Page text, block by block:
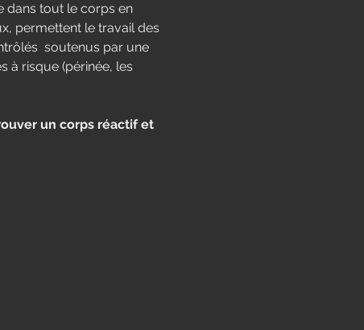
dans tout le corps en
permettent le travail des
soutenus par une
à risque (périnée, les
un corps réactif et